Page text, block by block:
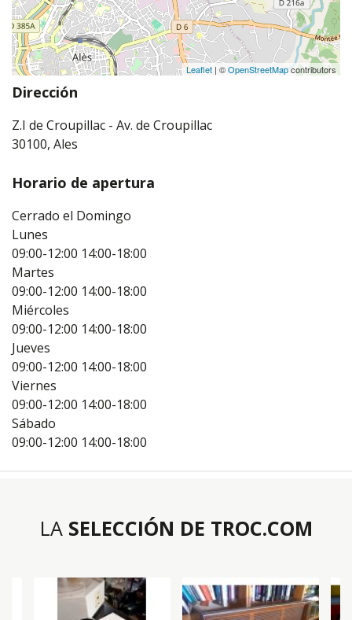
Leaflet | ©OpenStreetMapcontributors
Dirección
Z.I de Croupillac - Av. de Croupillac
30100, Ales
Horario de apertura
Cerrado el Domingo
Lunes
09:00-12:00 14:00-18:00
Martes
09:00-12:00 14:00-18:00
Miércoles
09:00-12:00 14:00-18:00
Jueves
09:00-12:00 14:00-18:00
Viernes
09:00-12:00 14:00-18:00
Sábado
09:00-12:00 14:00-18:00
LA SELECCIÓN DE TROC.COM